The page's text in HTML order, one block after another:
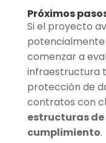
Próximos
Si el proyecto
comenzar a
infraestructura
protección de
contratos con
estructuras
cumplimiento.